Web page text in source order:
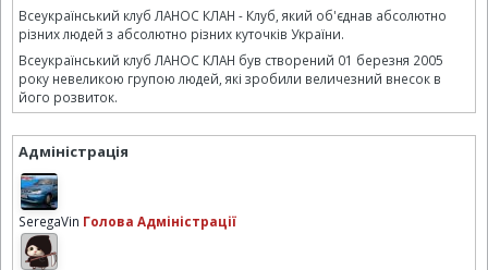
Всеукраїнський клуб ЛАНОС КЛАН - Клуб, який об'єднав абсолютно
різних людей з абсолютно різних куточків України.
Всеукраїнський клуб ЛАНОС КЛАН був створений 01 березня 2005
року невеликою групою людей, які зробили величезний внесок в
його розвиток.
Адміністрація
SeregaVin Голова Адміністрації